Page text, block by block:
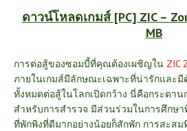
ดาวน์โหลดเกมส์ [PC] ZIC –
MB
การต่อสู้ของซอมบี้ที่คุณต้องเผชิญใน ZIC
ภายในเกมส์มีลักษณะเฉพาะที่น่ารักและมี
ทั้งหมดต่อสู้ในโลกเปิดกว้าง นี่คือกระดาน
สำหรับการสำรวจ มีส่วนร่วมในการศึกษ
ที่พักพิงที่ดีมากอย่างน้อยก็สักพัก การสะส